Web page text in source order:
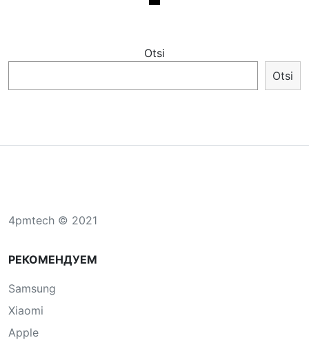
Otsi
Otsi
4pmtech © 2021
РЕКОМЕНДУЕМ
Samsung
Xiaomi
Apple